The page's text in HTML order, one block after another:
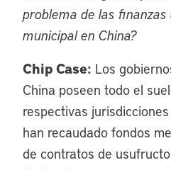
problema de las
municipal en China?
Chip Case: Los
China poseen todo el
respectivas
han recaudado fondos
de contratos de